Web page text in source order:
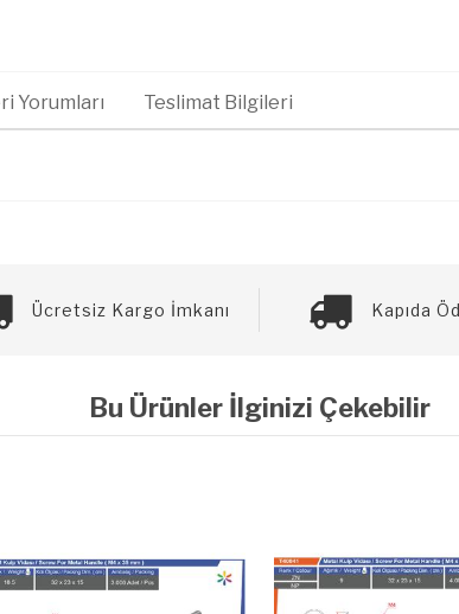
Yorumları Teslimat Bilgileri
Ücretsiz Kargo İmkanı Kapıda
Bu Ürünler İlginizi Çekebilir